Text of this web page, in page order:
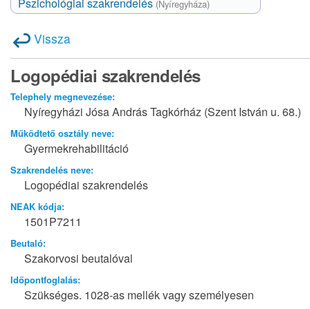
(Nyíregyháza)
Vissza
Logopédiai szakrendelés
Telephely megnevezése:
Nyíregyházi Jósa András Tagkórház (Szent István u. 68.)
Működtető osztály neve:
Gyermekrehabilitáció
Szakrendelés neve:
Logopédiai szakrendelés
NEAK kódja:
1501P7211
Beutaló:
Szakorvosi beutalóval
Időpontfoglalás:
Szükséges. 1028-as mellék vagy személyesen